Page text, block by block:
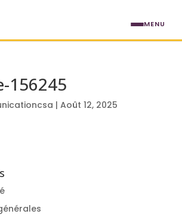
156245
| Août 12, 2025
MENU